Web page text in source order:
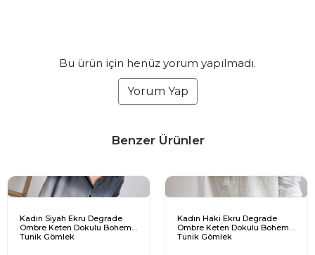
Bu ürün için henüz yorum yapılmadı.
Yorum Yap
Benzer Ürünler
Kadın Siyah Ekru Degrade
Ombre Keten Dokulu Bohem
Tunik Gömlek
Kadın Haki Ekru Degrade
Ombre Keten Dokulu Bohem
Tunik Gömlek